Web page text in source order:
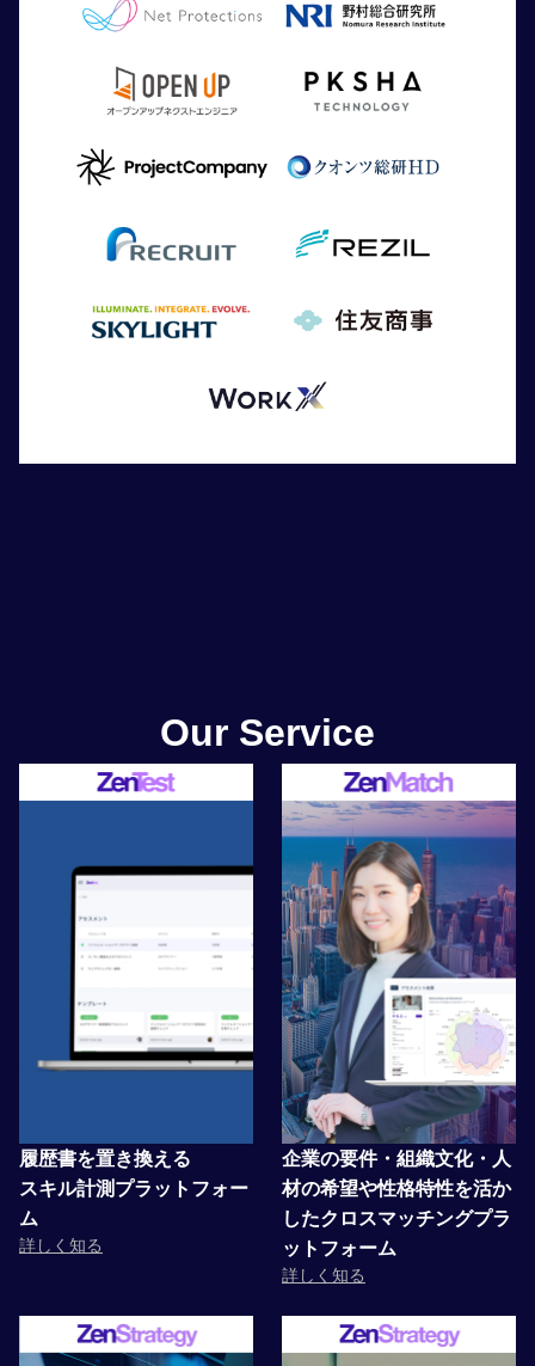
Our Service
履歴書を置き換える
スキル計測プラットフォー
ム
詳しく知る
企業の要件・組織文化・人
材の希望や性格特性を活か
したクロスマッチングプラ
ットフォーム
詳しく知る